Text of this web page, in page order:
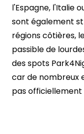
l'Espagne, l'Italie
sont également
régions côtières,
passible de
des spots
car de nombreux
pas officiellement